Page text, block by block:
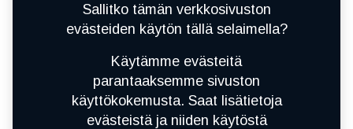
Sallitko tämän verkkosivuston
evästeiden käytön tällä selaimella?
Käytämme evästeitä
parantaaksemme sivuston
käyttökokemusta. Saat lisätietoja
evästeistä ja niiden käytöstä